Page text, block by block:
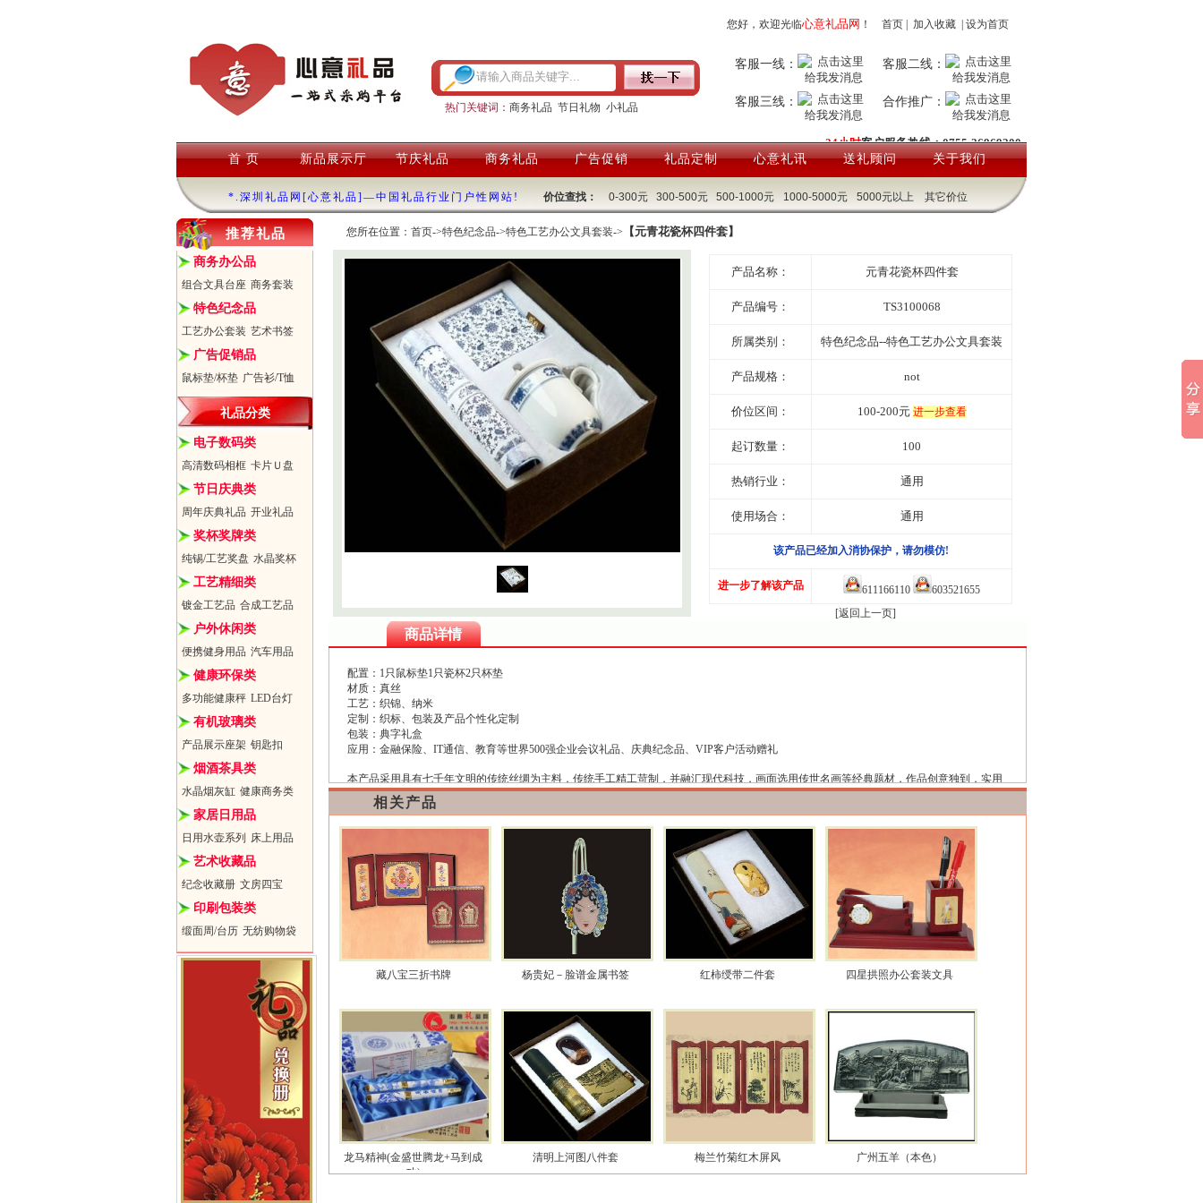
您好，欢迎光临心意礼品网 ！ 首页 加入收藏 设为首页
热门关键词： 商务礼品 节日礼物 小礼品
客服一线： 客服二线：
客服三线： 合作推广：
24小时客户服务热线：0755-26969200
首 页
新品展示厅 节庆礼品 商务礼品 广告促销 礼品定制 心意礼讯 送礼顾问 关于我们
*.深圳礼品网[心意礼品]—中国礼品行业门户性网站! 价位查找： 0-300元 300-500元 500-1000元 1000-5000元 5000元以上 其它价位
推荐礼品
商务办公品
组合文具台座 商务套装
特色纪念品
工艺办公套装 艺术书签
广告促销品
鼠标垫/杯垫 广告衫/T恤
礼品分类
电子数码类
高清数码相框 卡片Ｕ盘
节日庆典类
周年庆典礼品 开业礼品
奖杯奖牌类
纯锡/工艺奖盘 水晶奖杯
工艺精细类
镀金工艺品 合成工艺品
户外休闲类
便携健身用品 汽车用品
健康环保类
多功能健康秤 LED台灯
有机玻璃类
产品展示座架 钥匙扣
烟酒茶具类
水晶烟灰缸 健康商务类
家居日用品
日用水壶系列 床上用品
艺术收藏品
纪念收藏册 文房四宝
印刷包装类
缎面周/台历 无纺购物袋
您所在位置： 首页->特色纪念品->特色工艺办公文具套装-> 【元青花瓷杯四件套】
产品名称： 元青花瓷杯四件套
产品编号： TS3100068
所属类别： 特色纪念品--特色工艺办公文具套装
产品规格： not
价位区间： 100-200元 进一步查看
起订数量： 100
热销行业： 通用
使用场合： 通用
该产品已经加入消协保护，请勿模仿!
进一步了解该产品 611166110
603521655
[返回上一页]
商品详情
配置：1只鼠标垫1只瓷杯2只杯垫
材质：真丝
工艺：织锦、纳米
定制：织标、包装及产品个性化定制
包装：典字礼盒
应用：金融保险、IT通信、教育等世界500强企业会议礼品、庆典纪念品、VIP客户活动赠礼
本产品采用具有七千年文明的传统丝绸为主料，传统手工精工苛制，并融汇现代科技，画面选用传世名画等经典题材，作品创意独到，实用
性、艺术性、观赏性和收藏价值兼备，彰显极致奢华的贵胄气质，乃政务馈赠、商务送礼之上选！
相关产品
藏八宝三折书牌 杨贵妃－脸谱金属书签 红柿绶带二件套 四星拱照办公套装文具
龙马精神(金盛世腾龙+马到成
功)
清明上河图八件套 梅兰竹菊红木屏风 广州五羊（本色）